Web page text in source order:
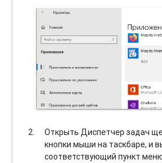
Открыть Диспетчер задач
кнопки мыши на таскбаре, и
соотвeтствующий пункт